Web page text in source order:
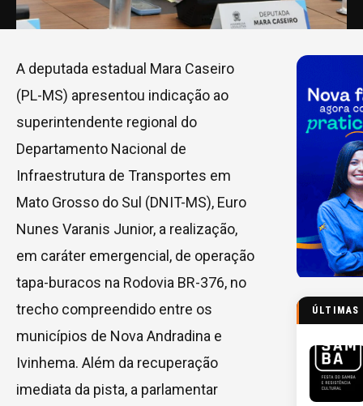
A deputada estadual Mara Caseiro
(PL-MS) apresentou indicação ao
superintendente regional do
Departamento Nacional de
Infraestrutura de Transportes em
Mato Grosso do Sul (DNIT-MS), Euro
Nunes Varanis Junior, a realização,
em caráter emergencial, de operação
tapa-buracos na Rodovia BR-376, no
trecho compreendido entre os
municípios de Nova Andradina e
Ivinhema. Além da recuperação
imediata da pista, a parlamentar